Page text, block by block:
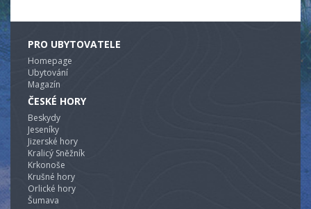
PRO UBYTOVATELE
Homepage
Ubytování
Magazín
ČESKÉ HORY
Beskydy
Jeseníky
Jizerské hory
Kralicý Sněžník
Krkonoše
Krušné hory
Orlické hory
Šumava